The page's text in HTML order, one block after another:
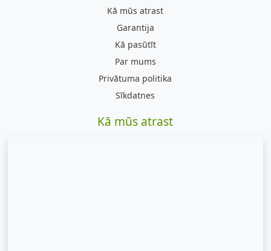
Kā mūs atrast
Garantija
Kā pasūtīt
Par mums
Privātuma politika
Sīkdatnes
Kā mūs atrast